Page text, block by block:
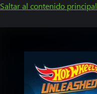
Saltar al contenido principal